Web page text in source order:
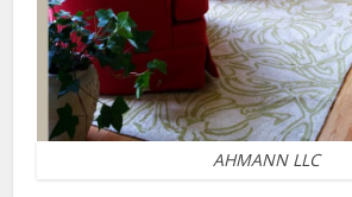
AHMANN LLC